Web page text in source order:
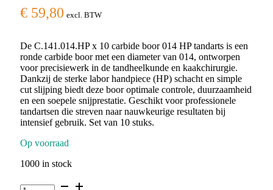
€ 59,80 excl. BTW
De C.141.014.HP x 10 carbide boor 014 HP tandarts is een
ronde carbide boor met een diameter van 014, ontworpen
voor precisiewerk in de tandheelkunde en kaakchirurgie.
Dankzij de sterke labor handpiece (HP) schacht en simple
cut slijping biedt deze boor optimale controle, duurzaamheid
en een soepele snijprestatie. Geschikt voor professionele
tandartsen die streven naar nauwkeurige resultaten bij
intensief gebruik. Set van 10 stuks.
Op voorraad
1000 in stock
C.141.014.HP